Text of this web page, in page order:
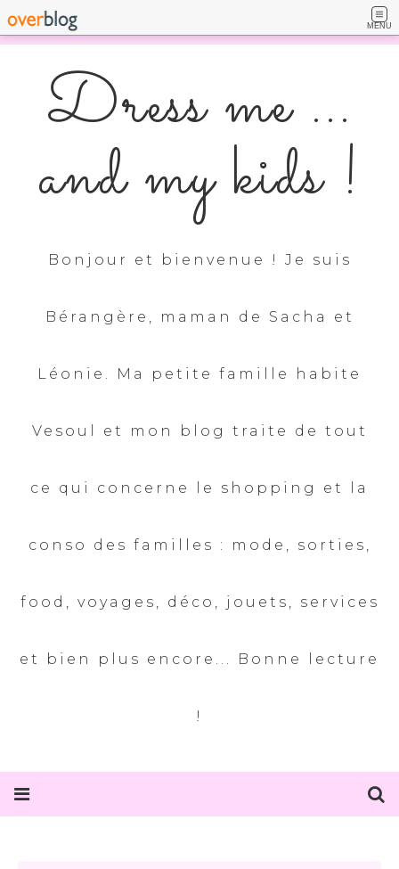
MENU
Dress me ...
and my kids !
Bonjour et bienvenue ! Je suis
Bérangère, maman de Sacha et
Léonie. Ma petite famille habite
Vesoul et mon blog traite de tout
ce qui concerne le shopping et la
conso des familles : mode, sorties,
food, voyages, déco, jouets, services
et bien plus encore... Bonne lecture
!